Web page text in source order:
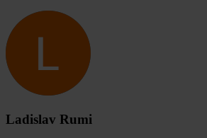
Ladislav Rumi